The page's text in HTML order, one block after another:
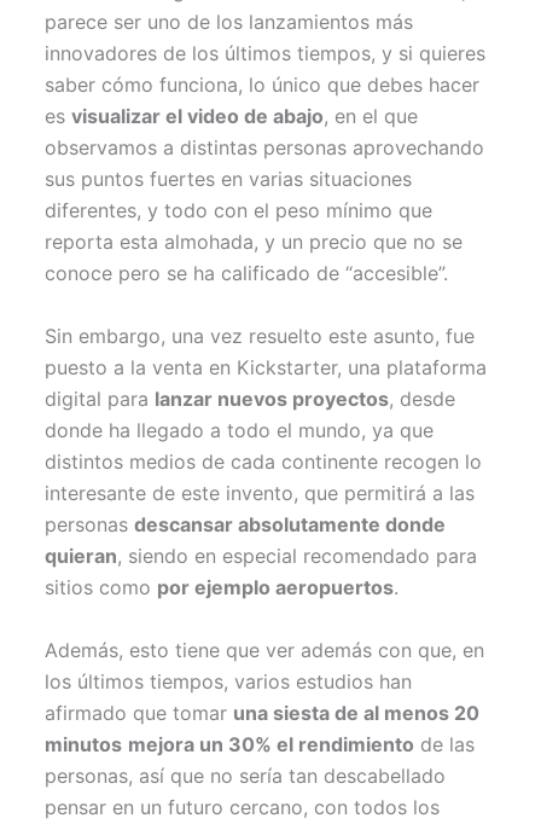
parece ser uno de los lanzamientos más
innovadores de los últimos tiempos, y si quieres
saber cómo funciona, lo único que debes hacer
esvisualizar el video de abajo, en el que
observamos a distintas personas aprovechando
sus puntos fuertes en varias situaciones
diferentes, y todo con el peso mínimo que
reporta esta almohada, y un precio que no se
conoce pero se ha calificado de “accesible”.
Sin embargo, una vez resuelto este asunto, fue
puesto a la venta en Kickstarter, una plataforma
digital para lanzar nuevos proyectos, desde
donde ha llegado a todo el mundo, ya que
distintos medios de cada continente recogen lo
interesante de este invento, que permitirá a las
personasdescansar absolutamente donde
quieran, siendo en especial recomendado para
sitios como por ejemplo aeropuertos.
Además, esto tiene que ver además con que, en
los últimos tiempos, varios estudios han
afirmado que tomar una siesta de al menos 20
minutos mejora un 30% el rendimiento de las
personas, así que no sería tan descabellado
pensar en un futuro cercano, con todos los